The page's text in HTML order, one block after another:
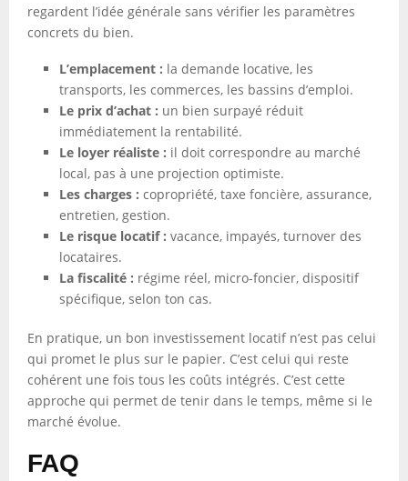
regardent l’idée générale sans vérifier les paramètres
concrets du bien.
L’emplacement : la demande locative, les
transports, les commerces, les bassins d’emploi.
Le prix d’achat : un bien surpayé réduit
immédiatement la rentabilité.
Le loyer réaliste : il doit correspondre au marché
local, pas à une projection optimiste.
Les charges : copropriété, taxe foncière, assurance,
entretien, gestion.
Le risque locatif : vacance, impayés, turnover des
locataires.
La fiscalité : régime réel, micro-foncier, dispositif
spécifique, selon ton cas.
En pratique, un bon investissement locatif n’est pas celui
qui promet le plus sur le papier. C’est celui qui reste
cohérent une fois tous les coûts intégrés. C’est cette
approche qui permet de tenir dans le temps, même si le
marché évolue.
FAQ